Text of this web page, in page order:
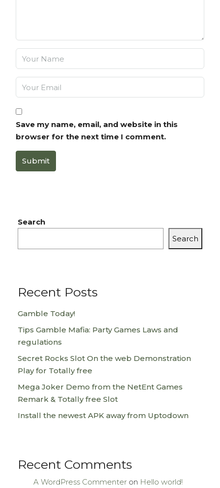
Save my name, email, and website in this
browser for the next time I comment.
Submit
Search
Search
Recent Posts
Gamble Today!
Tips Gamble Mafia: Party Games Laws and
regulations
Secret Rocks Slot On the web Demonstration
Play for Totally free
Mega Joker Demo from the NetEnt Games
Remark & Totally free Slot
Install the newest APK away from Uptodown
Recent Comments
A WordPress Commenter on Hello world!